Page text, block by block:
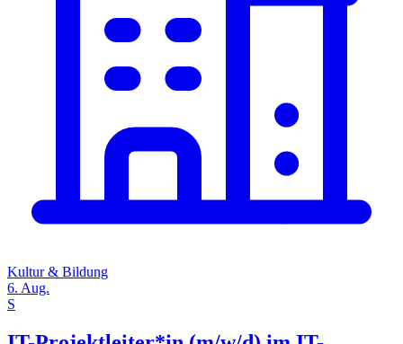
Kultur & Bildung
6. Aug.
S